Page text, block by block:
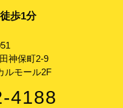
歩1分
神保町2-9
ルモール2F
4188